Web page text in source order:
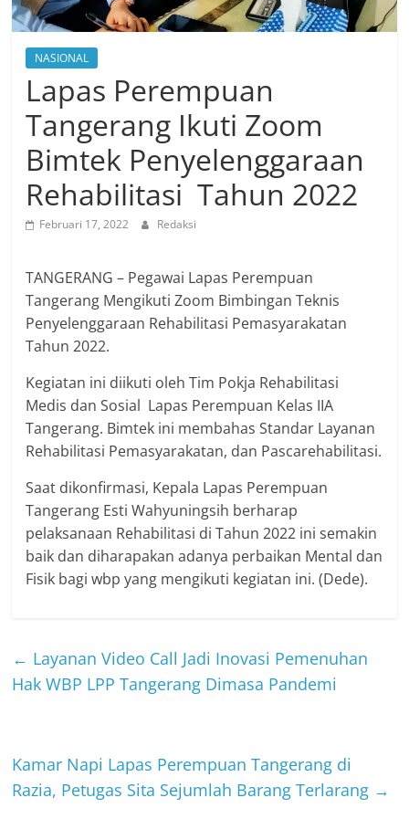
NASIONAL
Lapas Perempuan
Tangerang Ikuti Zoom
Bimtek Penyelenggaraan
Rehabilitasi Tahun 2022
Februari 17, 2022 Redaksi
TANGERANG – Pegawai Lapas Perempuan
Tangerang Mengikuti Zoom Bimbingan Teknis
Penyelenggaraan Rehabilitasi Pemasyarakatan
Tahun 2022.
Kegiatan ini diikuti oleh Tim Pokja Rehabilitasi
Medis dan Sosial Lapas Perempuan Kelas IIA
Tangerang. Bimtek ini membahas Standar Layanan
Rehabilitasi Pemasyarakatan, dan Pascarehabilitasi.
Saat dikonfirmasi, Kepala Lapas Perempuan
Tangerang Esti Wahyuningsih berharap
pelaksanaan Rehabilitasi di Tahun 2022 ini semakin
baik dan diharapakan adanya perbaikan Mental dan
Fisik bagi wbp yang mengikuti kegiatan ini. (Dede).
← Layanan Video Call Jadi Inovasi Pemenuhan
Hak WBP LPP Tangerang Dimasa Pandemi
Kamar Napi Lapas Perempuan Tangerang di
Razia, Petugas Sita Sejumlah Barang Terlarang →